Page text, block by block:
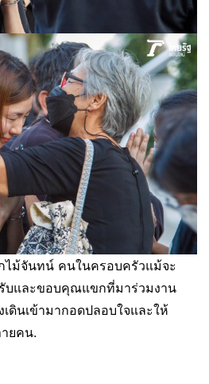
ไม้จันทน์ คนในครอบครัวแม้จะ
บและขอบคุณแขกที่มาร่วมงาน
ดินเข้ามากอดปลอบใจและให้
ยคน.